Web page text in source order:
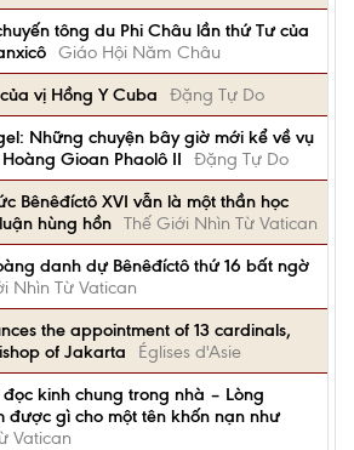
tông du Phi Châu lần thứ Tư của
Giáo Hội Năm Châu
vị Hồng Y Cuba
Đặng Tự Do
Những chuyện bây giờ mới kể về vụ
Gioan Phaolô II
Đặng Tự Do
Bênêđíctô XVI vẫn là một thần học
hùng hồn Thế Giới Nhìn Từ Vatican
danh dự Bênêđíctô thứ 16 bất ngờ
Nhìn Từ Vatican
the appointment of 13 cardinals,
of Jakarta
Églises d'Asie
kinh chung trong nhà – Lòng
được gì cho một tên khốn nạn như
Vatican